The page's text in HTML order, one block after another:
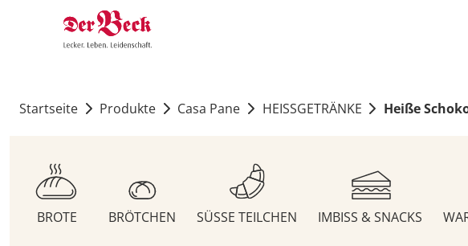
Startseite Produkte Casa Pane HEISSGETRÄNKE Heiße
BROTE BRÖTCHEN SÜSSE TEILCHEN IMBISS & SNACKS